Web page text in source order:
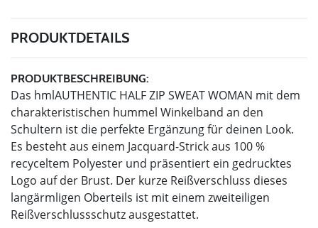
PRODUKTDETAILS
PRODUKTBESCHREIBUNG:
Das hmlAUTHENTIC HALF ZIP SWEAT WOMAN mit dem
charakteristischen hummel Winkelband an den
Schultern ist die perfekte Ergänzung für deinen Look.
Es besteht aus einem Jacquard-Strick aus 100 %
recyceltem Polyester und präsentiert ein gedrucktes
Logo auf der Brust. Der kurze Reißverschluss dieses
langärmligen Oberteils ist mit einem zweiteiligen
Reißverschlussschutz ausgestattet.